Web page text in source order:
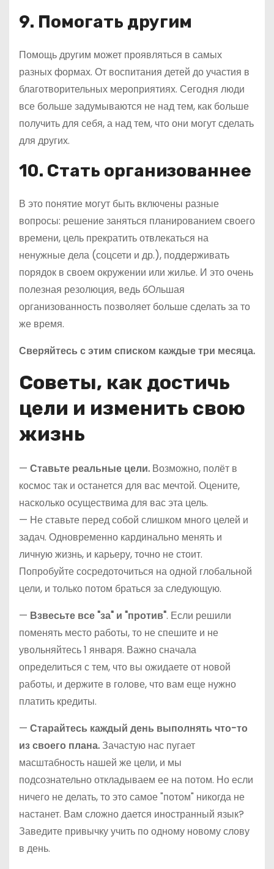
9. Помогать другим
Помощь другим может проявляться в самых
разных формах. От воспитания детей до участия в
благотворительных мероприятиях. Сегодня люди
все больше задумываются не над тем, как больше
получить для себя, а над тем, что они могут сделать
для других.
10. Стать организованнее
В это понятие могут быть включены разные
вопросы: решение заняться планированием своего
времени, цель прекратить отвлекаться на
ненужные дела (соцсети и др.), поддерживать
порядок в своем окружении или жилье. И это очень
полезная резолюция, ведь бОльшая
организованность позволяет больше сделать за то
же время.
Сверяйтесь с этим списком каждые три месяца.
Советы, как достичь
цели и изменить свою
жизнь
— Ставьте реальные цели. Возможно, полёт в
космос так и останется для вас мечтой. Оцените,
насколько осуществима для вас эта цель.
— Не ставьте перед собой слишком много целей и
задач. Одновременно кардинально менять и
личную жизнь, и карьеру, точно не стоит.
Попробуйте сосредоточиться на одной глобальной
цели, и только потом браться за следующую.
— Взвесьте все "за" и "против". Если решили
поменять место работы, то не спешите и не
увольняйтесь 1 января. Важно сначала
определиться с тем, что вы ожидаете от новой
работы, и держите в голове, что вам еще нужно
платить кредиты.
— Старайтесь каждый день выполнять что-то
из своего плана. Зачастую нас пугает
масштабность нашей же цели, и мы
подсознательно откладываем ее на потом. Но если
ничего не делать, то это самое "потом" никогда не
настанет. Вам сложно дается иностранный язык?
Заведите привычку учить по одному новому слову
в день.